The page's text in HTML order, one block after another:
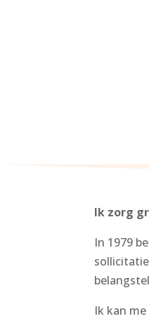
Ik zorg
In 1979
Ik kan